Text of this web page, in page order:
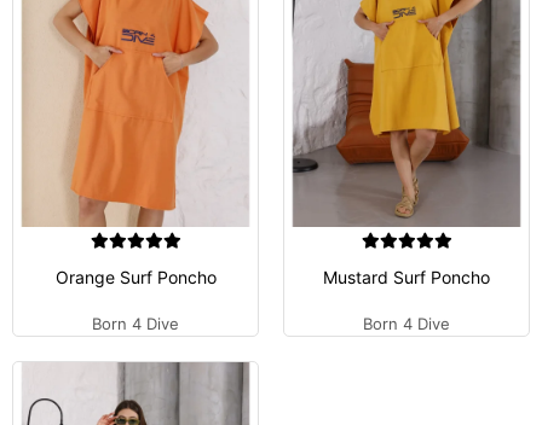
Orange Surf Poncho
Born 4 Dive
Mustard Surf Poncho
Born 4 Dive